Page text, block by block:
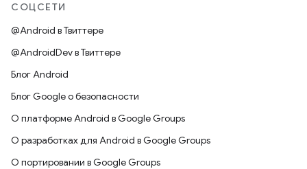
СОЦСЕТИ
@Android в Твиттере
@AndroidDev в Твиттере
Блог Android
Блог Google о безопасности
О платформе Android в Google Groups
О разработках для Android в Google Groups
О портировании в Google Groups